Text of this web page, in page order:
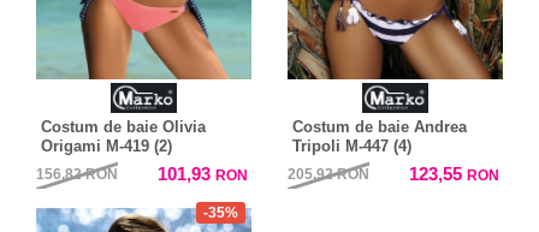
Costum de baie Olivia
Origami M-419 (2)
156,82RON 101,93 RON
Costum de baie Andrea
Tripoli M-447 (4)
205,92RON 123,55 RON
-35%